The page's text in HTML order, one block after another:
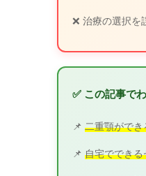
❌ 治療の選択を
✅ この記事で
📌 二重顎がで
📌 自宅ででき